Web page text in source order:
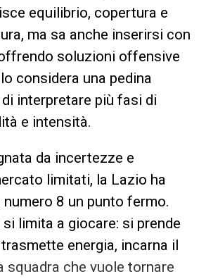
equilibrio, copertura e
ma sa anche inserirsi con
soluzioni offensive
considera una pedina
interpretare più fasi di
e intensità.
da incertezze e
limitati, la Lazio ha
8 un punto fermo.
limita a giocare: si prende
energia, incarna il
squadra che vuole tornare